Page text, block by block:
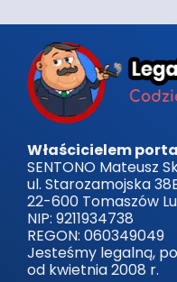
Właścicielem
SENTONO Mateusz
ul. Starozamojska
22-600 Tomaszów
NIP: 9211934738
REGON: 060349049
Jesteśmy legalną,
od kwietnia 2008 r.